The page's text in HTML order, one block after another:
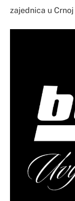
zajednica u Crnoj